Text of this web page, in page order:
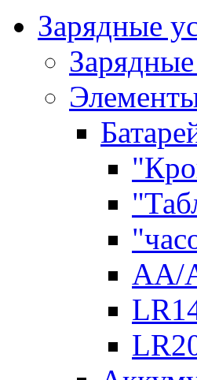
Зарядные
AA/